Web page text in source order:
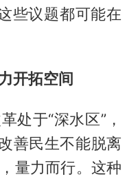
些议题都可能在
开拓空间
处于“深水区”，
善民生不能脱离
量力而行。这种